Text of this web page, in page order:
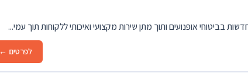
בביטוחי אופנועים ותוך מתן שירות מקצועי ואיכותי ללקוחות תוך עמי...
לפרטים ←